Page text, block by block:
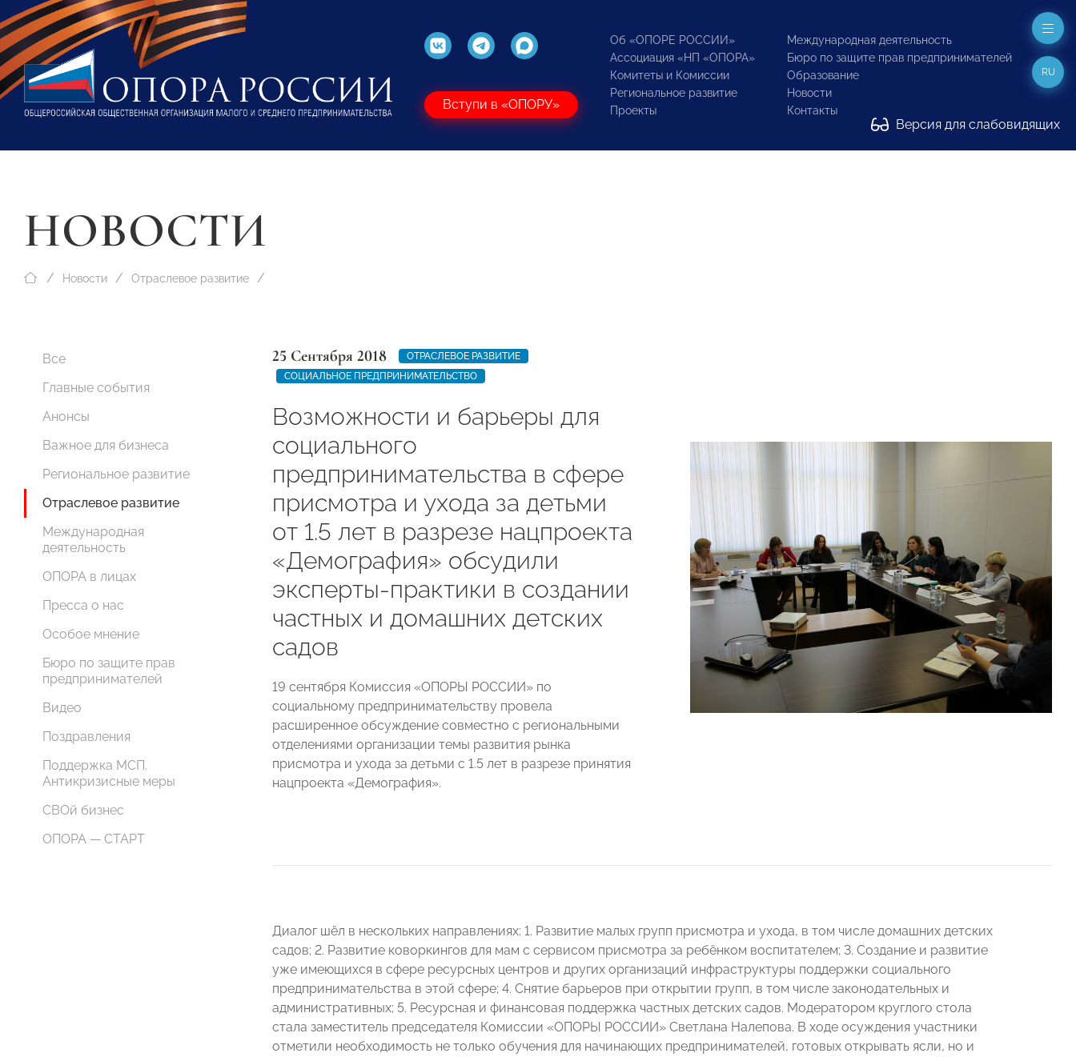
Вступи в «ОПОРУ»
Об «ОПОРЕ РОССИИ»
Ассоциация «НП «ОПОРА»
Комитеты и Комиссии
Региональное развитие
Проекты
Международная деятельность
Бюро по защите прав предпринимателей
Образование
Новости
Контакты
Версия для слабовидящих
RU
НОВОСТИ
Новости Отраслевое развитие
Все
Главные события
Анонсы
Важное для бизнеса
Региональное развитие
Отраслевое развитие
Международная
деятельность
ОПОРА в лицах
Пресса о нас
Особое мнение
Бюро по защите прав
предпринимателей
Видео
Поздравления
Поддержка МСП.
Антикризисные меры
СВОй бизнес
ОПОРА — СТАРТ
25 Сентября 2018
ОТРАСЛЕВОЕ РАЗВИТИЕ
СОЦИАЛЬНОЕ ПРЕДПРИНИМАТЕЛЬСТВО
Возможности и барьеры для
социального
предпринимательства в сфере
присмотра и ухода за детьми
от 1.5 лет в разрезе нацпроекта
«Демография» обсудили
эксперты-практики в создании
частных и домашних детских
садов
19 сентября Комиссия «ОПОРЫ РОССИИ» по
социальному предпринимательству провела
расширенное обсуждение совместно с региональными
отделениями организации темы развития рынка
присмотра и ухода за детьми с 1.5 лет в разрезе принятия
нацпроекта «Демография».
Диалог шёл в нескольких направлениях: 1. Развитие малых групп присмотра и ухода, в том числе домашних детских
садов; 2. Развитие коворкингов для мам с сервисом присмотра за ребёнком воспитателем; 3. Создание и развитие
уже имеющихся в сфере ресурсных центров и других организаций инфраструктуры поддержки социального
предпринимательства в этой сфере; 4. Снятие барьеров при открытии групп, в том числе законодательных и
административных; 5. Ресурсная и финансовая поддержка частных детских садов. Модератором круглого стола
стала заместитель председателя Комиссии «ОПОРЫ РОССИИ» Светлана Налепова. В ходе осуждения участники
отметили необходимость не только обучения для начинающих предпринимателей, готовых открывать ясли, но и